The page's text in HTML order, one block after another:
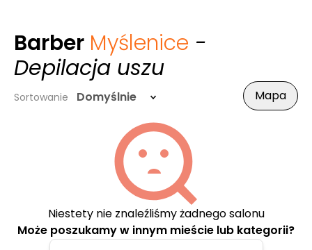
Barber Myślenice -
Depilacja uszu
Sortowanie Domyślnie Mapa
Niestety nie znaleźliśmy żadnego salonu
Może poszukamy w innym mieście lub kategorii?